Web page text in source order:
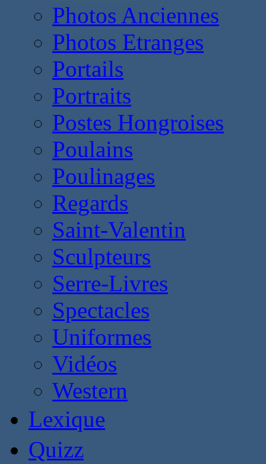
Photos Anciennes
Photos Etranges
Portails
Portraits
Postes Hongroises
Poulains
Poulinages
Regards
Saint-Valentin
Sculpteurs
Serre-Livres
Spectacles
Uniformes
Vidéos
Western
Lexique
Quizz